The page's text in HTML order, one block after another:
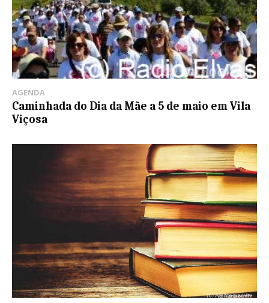
AGENDA
Caminhada do Dia da Mãe a 5 de maio em Vila
Viçosa